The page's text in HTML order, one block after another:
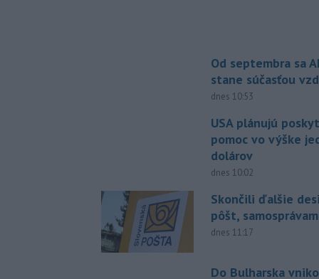
Od septembra sa
stane súčasťou
dnes 10:53
USA plánujú
pomoc vo výške
dolárov
dnes 10:02
Skončili ďalšie
pôšt,
dnes 11:17
Do Bulharska